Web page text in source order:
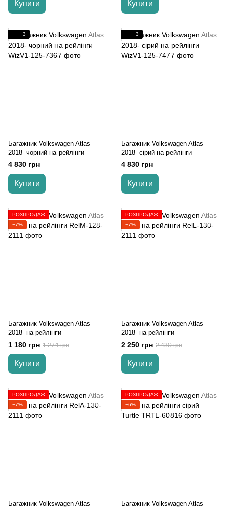
Купити Купити
3
Багажник Volkswagen Atlas
2018- чорний на рейлінги
4 830 грн
Купити
3
Багажник Volkswagen Atlas
2018- сірий на рейлінги
4 830 грн
Купити
РОЗПРОДАЖ
−7%
Багажник Volkswagen Atlas
2018- на рейлінги
1 180 грн 1 274 грн
Купити
РОЗПРОДАЖ
−7%
Багажник Volkswagen Atlas
2018- на рейлінги
2 250 грн 2 430 грн
Купити
РОЗПРОДАЖ
−7%
Багажник Volkswagen Atlas
РОЗПРОДАЖ
−6%
Багажник Volkswagen Atlas